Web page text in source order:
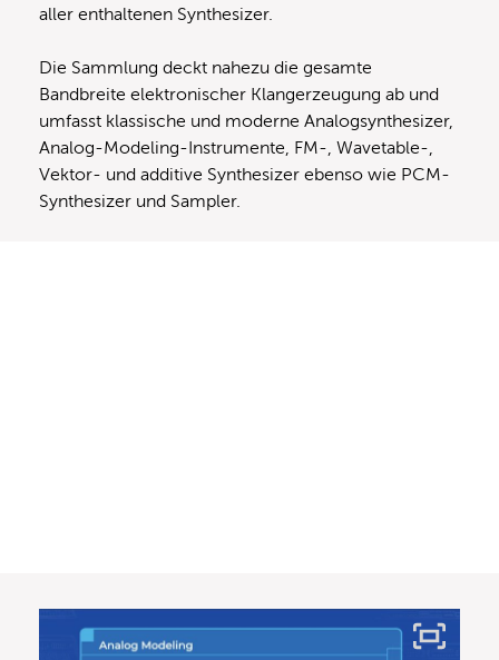
aller enthaltenen Synthesizer.
Die Sammlung deckt nahezu die gesamte
Bandbreite elektronischer Klangerzeugung ab und
umfasst klassische und moderne Analogsynthesizer,
Analog-Modeling-Instrumente, FM-, Wavetable-,
Vektor- und additive Synthesizer ebenso wie PCM-
Synthesizer und Sampler.